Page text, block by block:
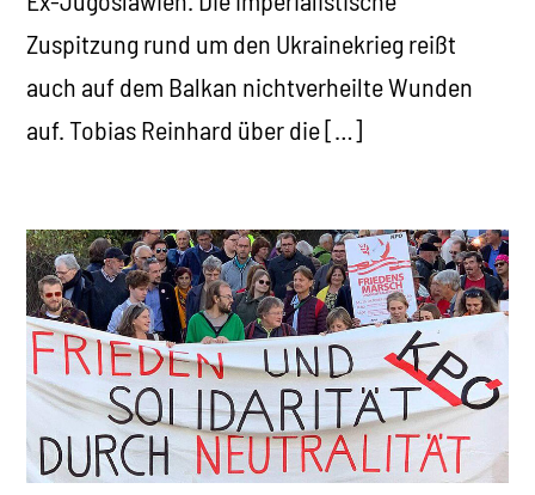
Zuspitzung rund um den Ukrainekrieg reißt
auch auf dem Balkan nichtverheilte Wunden
auf. Tobias Reinhard über die […]